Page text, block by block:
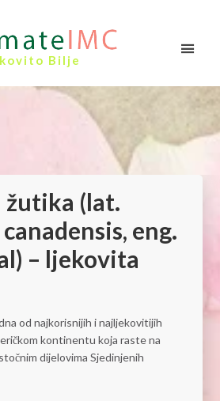
Bilje
žutika (lat.
eng.
– ljekovita
od najkorisnijih i najljekovitijih
kontinentu koja raste na
dijelovima Sjedinjenih